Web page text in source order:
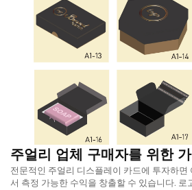
주얼리 업체 구매자를 위한
전문적인 주얼리 디스플레이 카드에 투자하면
서 측정 가능한 수익을 창출할 수 있습니다. 로